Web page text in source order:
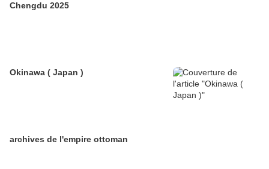
Chengdu 2025
Okinawa ( Japan )
archives de l'empire ottoman